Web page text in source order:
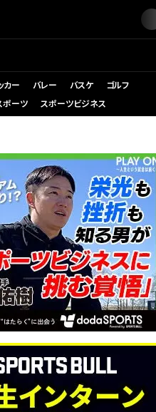
カー バレー バスケ
ゴルフ
ポーツ
スポーツビジネス